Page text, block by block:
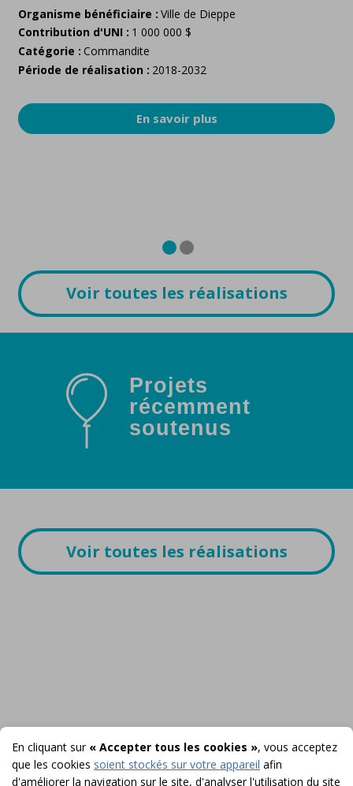
En cliquant sur « Accepter tous les cookies », vous acceptez
que les cookies soient stockés sur votre appareil afin
d'améliorer la navigation sur le site, d'analyser l'utilisation du site
Organisme bénéficiaire : Ville de Dieppe
Contribution d'UNI : 1 000 000 $
Catégorie : Commandite
Période de réalisation : 2018-2032
En savoir plus
Voir toutes les réalisations
Projets
récemment
soutenus
Voir toutes les réalisations